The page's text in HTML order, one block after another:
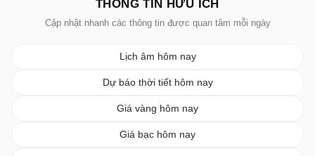
THÔNG TIN HỮU ÍCH
Cập nhật nhanh các thông tin được quan tâm mỗi ngày
Lịch âm hôm nay
Dự báo thời tiết hôm nay
Giá vàng hôm nay
Giá bạc hôm nay